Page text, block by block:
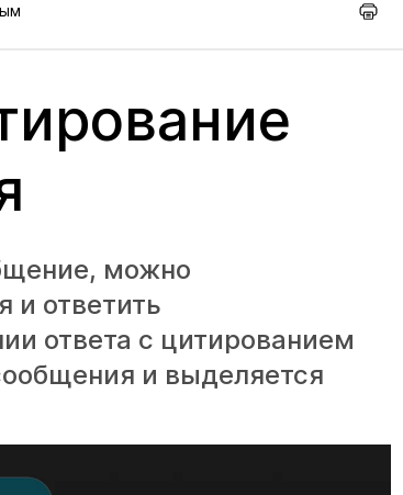
можно
и ответить
ответа с цитированием
и выделяется